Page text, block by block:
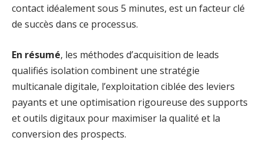
contact idéalement sous 5 minutes, est un facteur clé
de succès dans ce processus.
En résumé, les méthodes d’acquisition de leads
qualifiés isolation combinent une stratégie
multicanale digitale, l’exploitation ciblée des leviers
payants et une optimisation rigoureuse des supports
et outils digitaux pour maximiser la qualité et la
conversion des prospects.